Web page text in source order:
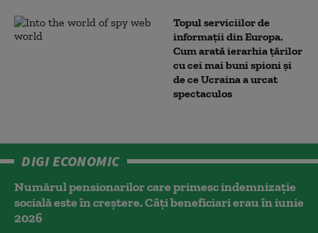
Topul serviciilor de
informații din Europa.
Cum arată ierarhia țărilor
cu cei mai buni spioni și
de ce Ucraina a urcat
spectaculos
DIGI ECONOMIC
Numărul pensionarilor care primesc indemnizaţie
socială este în creștere. Câți beneficiari erau în iunie
2026